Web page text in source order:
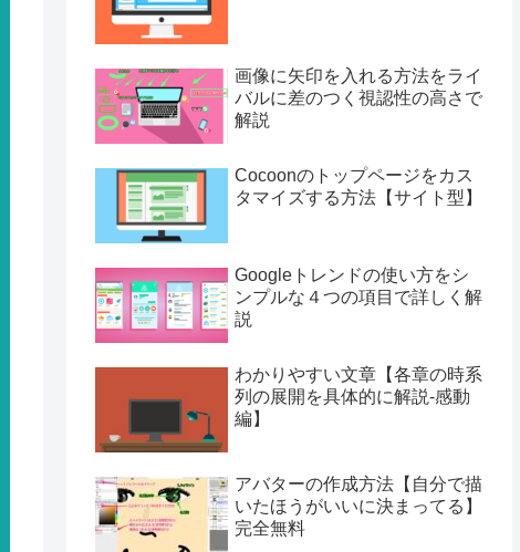
画像に矢印を入れる方法をライ
バルに差のつく視認性の高さで
解説
Cocoonのトップページをカス
タマイズする方法【サイト型】
Googleトレンドの使い方をシ
ンプルな４つの項目で詳しく解
説
わかりやすい文章【各章の時系
列の展開を具体的に解説-感動
編】
アバターの作成方法【自分で描
いたほうがいいに決まってる】
完全無料